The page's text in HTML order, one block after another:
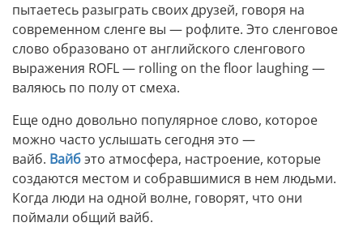
пытаетесь разыграть своих друзей, говоря на
современном сленге вы — рофлите. Это сленговое
слово образовано от английского сленгового
выражения ROFL — rolling on the floor laughing —
валяюсь по полу от смеха.
Еще одно довольно популярное слово, которое
можно часто услышать сегодня это —
вайб. Вайбэто атмосфера, настроение, которые
создаются местом и собравшимися в нем людьми.
Когда люди на одной волне, говорят, что они
поймали общий вайб.